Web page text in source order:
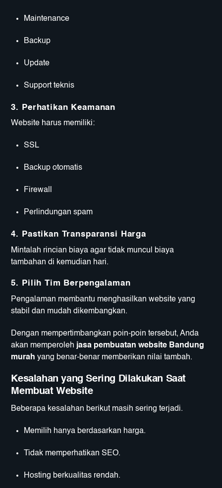
Maintenance
Backup
Update
Support teknis
3. Perhatikan Keamanan
Website harus memiliki:
SSL
Backup otomatis
Firewall
Perlindungan spam
4. Pastikan Transparansi Harga
Mintalah rincian biaya agar tidak muncul biaya
tambahan di kemudian hari.
5. Pilih Tim Berpengalaman
Pengalaman membantu menghasilkan website yang
stabil dan mudah dikembangkan.
Dengan mempertimbangkan poin-poin tersebut, Anda
akan memperoleh jasa pembuatan website Bandung
murah yang benar-benar memberikan nilai tambah.
Kesalahan yang Sering Dilakukan Saat
Membuat Website
Beberapa kesalahan berikut masih sering terjadi.
Memilih hanya berdasarkan harga.
Tidak memperhatikan SEO.
Hosting berkualitas rendah.